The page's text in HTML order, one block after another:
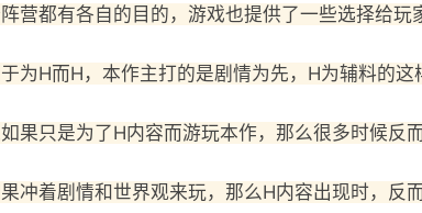
营都有各自的目的，游戏也提供了一些选择给玩
为H而H，本作主打的是剧情为先，H为辅料的这
果只是为了H内容而游玩本作，那么很多时候反
冲着剧情和世界观来玩，那么H内容出现时，反